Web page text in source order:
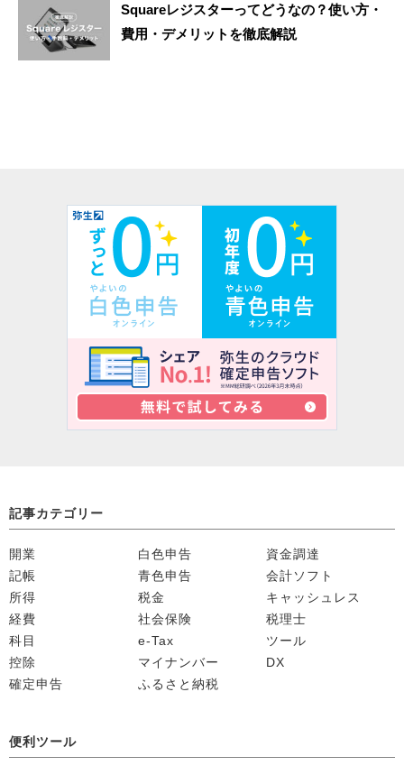
Squareレジスターってどうなの？使い方・
費用・デメリットを徹底解説
記事カテゴリー
開業
記帳
所得
経費
科目
控除
確定申告
白色申告
青色申告
税金
社会保険
e-Tax
マイナンバー
ふるさと納税
資金調達
会計ソフト
キャッシュレス
税理士
ツール
DX
便利ツール